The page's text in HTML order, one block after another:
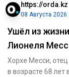
https://orda.kz
08 Августа 2026
Ушёл из
Лионеля
Хорхе Месси,
в возрасте 68